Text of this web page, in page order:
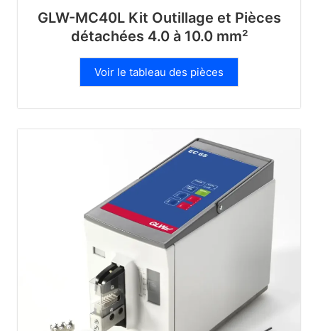
GLW-MC40L Kit Outillage et Pièces
détachées 4.0 à 10.0 mm²
Voir le tableau des pièces